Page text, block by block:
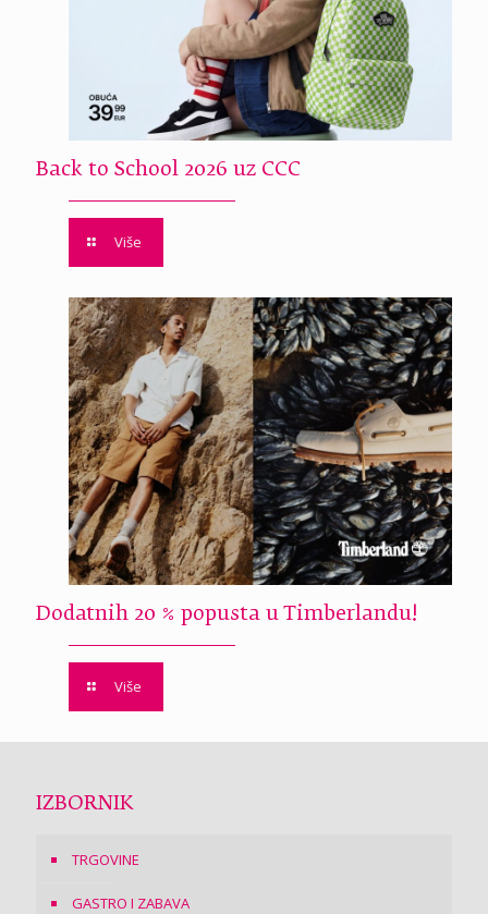
Back to School 2026 uz CCC
Više
Dodatnih 20 % popusta u Timberlandu!
Više
IZBORNIK
TRGOVINE
GASTRO I ZABAVA